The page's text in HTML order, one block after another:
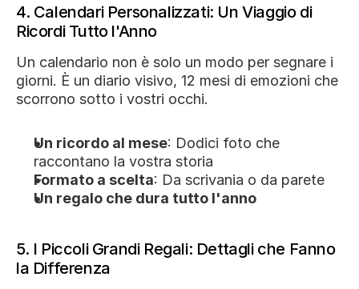
4. Calendari Personalizzati: Un Viaggio di
Ricordi Tutto l'Anno
Un calendario non è solo un modo per segnare i
giorni. È un diario visivo, 12 mesi di emozioni che
scorrono sotto i vostri occhi.
Un ricordo al mese: Dodici foto che
raccontano la vostra storia
Formato a scelta: Da scrivania o da parete
Un regalo che dura tutto l'anno
5. I Piccoli Grandi Regali: Dettagli che Fanno
la Differenza